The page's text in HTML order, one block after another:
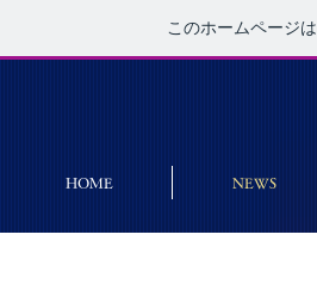
このホームページは
HOME NEWS